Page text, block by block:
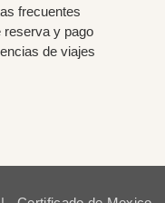
frecuentes
reserva y pago
de viajes